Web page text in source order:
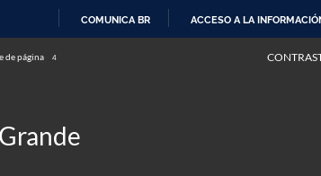
COMUNICA BR ACCESO A LA
de página 4